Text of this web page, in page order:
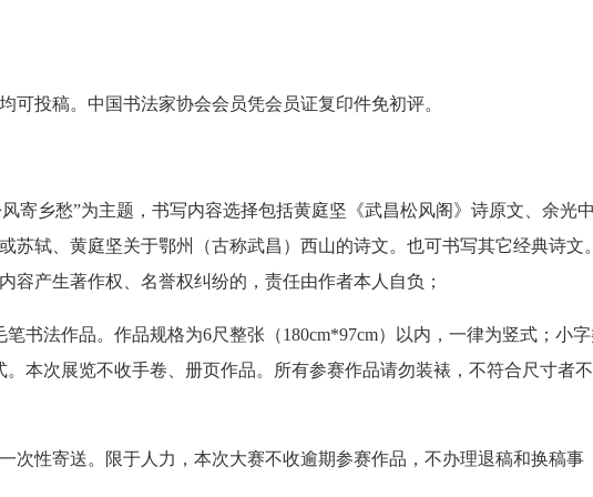
可投稿。中国书法家协会会员凭会员证复印件免初评。
寄乡愁”为主题，书写内容选择包括黄庭坚《武昌松风阁》诗原文、余光中
苏轼、黄庭坚关于鄂州（古称武昌）西山的诗文。也可书写其它经典诗文。
容产生著作权、名誉权纠纷的，责任由作者本人自负；
笔书法作品。作品规格为6尺整张（180cm*97cm）以内，一律为竖式；小
本次展览不收手卷、册页作品。所有参赛作品请勿装裱，不符合尺寸者
次性寄送。限于人力，本次大赛不收逾期参赛作品，不办理退稿和换稿事